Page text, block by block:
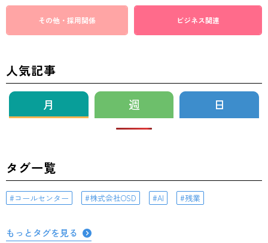
その他・採用関係 ビジネス関連
人気記事
月 週 日
タグ一覧
コールセンター 株式会社OSD AI 残業
もっとタグを見る